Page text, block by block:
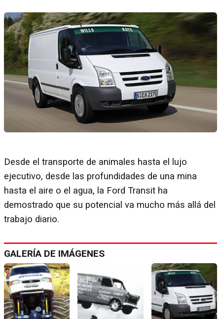
Desde el transporte de animales hasta el lujo
ejecutivo, desde las profundidades de una mina
hasta el aire o el agua, la Ford Transit ha
demostrado que su potencial va mucho más allá del
trabajo diario.
GALERÍA DE IMÁGENES